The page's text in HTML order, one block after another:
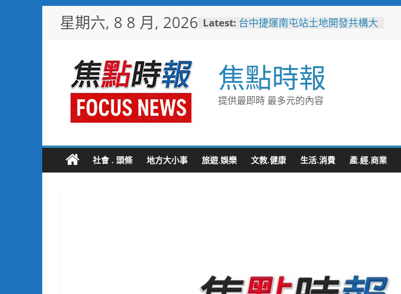
星期六, 8 8 月, 2026 Latest: 台中捷運南屯站土地開發共構大
送上「父親節」暖心祝福
守望相助的暖心守護 湖內警消
聯手破門化解獨居翁的危機
歡慶父親節！《台中通
捐「300萬」助熊本震災重建
焦點時報
提供最即時 最多元的內容
社會 . 頭條 地方大小事 旅遊.娛樂 文教.健康 生活.消費 產.經.商業